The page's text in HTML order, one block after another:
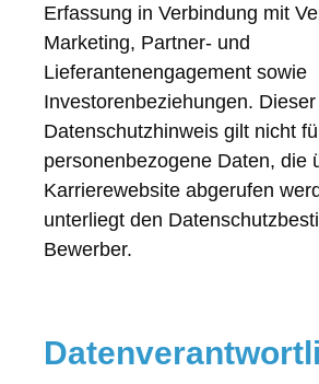
Erfassung in Verbindung mit
Marketing, Partner- und
Lieferantenengagement sowie
Investorenbeziehungen. Dieser
Datenschutzhinweis gilt nicht
personenbezogene Daten, die
Karrierewebsite abgerufen
unterliegt den
Bewerber.